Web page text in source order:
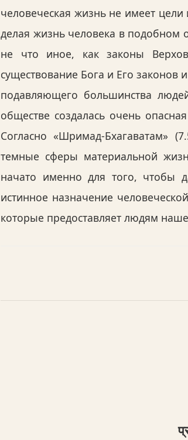
человеческая жизнь не имеет
делая жизнь человека в
не что иное, как законы
существование Бога и Его законов
подавляющего большинства
обществе создалась очень
Согласно «Шримад-Бхагаватам»
темные сферы материальной
начато именно для того, чтобы
истинное назначение
которые предоставляет людям